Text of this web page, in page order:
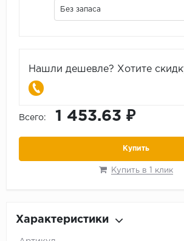
Без запаса
Нашли дешевле? Хотите
Всего: 1 453.63 ₽
Купить
Купить в 1 клик
Характеристики